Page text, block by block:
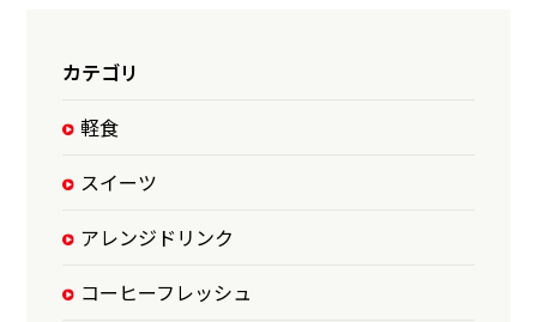
カテゴリ
軽食
スイーツ
アレンジドリンク
コーヒーフレッシュ